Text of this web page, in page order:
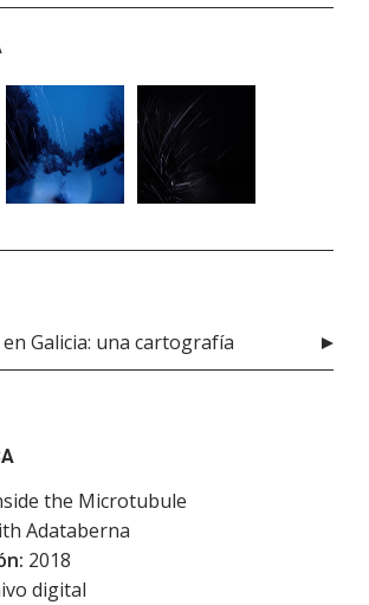
Galicia: una cartografía
the Microtubule
Adataberna
2018
digital